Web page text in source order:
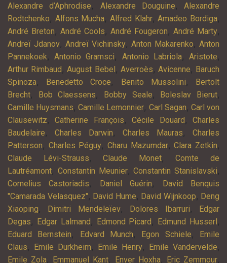
Alexandre d’Aphrodise, Alexandre Douguine, Alexandre
Rodtchenko, Alfons Mucha,Alfred Klahr,Amadeo Bordiga,
André Breton, André Cools, André Fougeron, André Marty,
Andreï Jdanov, Andreï Vichinsky, Anton Makarenko, Anton
Pannekoek,Antonio Gramsci, Antonio Labriola,Aristote,
Arthur Rimbaud ,August Bebel , Averroès, Avicenne, Baruch
Spinoza, Benedetto Croce, Benito Mussolini,
Bertolt
Brecht, Bob Claessens, Bobby Seale, Boleslav Bierut,
Camille Huysmans,Camille Lemonnier, Carl Sagan, Carl von
Clausewitz,Catherine François,Cécile Douard ,Charles
Baudelaire, Charles Darwin, Charles Mauras, Charles
Patterson, Charles Péguy,Charu Mazumdar,Clara Zetkin,
Claude Lévi-Strauss,Claude Monet,Comte de
Lautréamont, Constantin Meunier,Constantin Stanislavski,
Cornelius Castoriadis, Daniel Guérin,
David Benquis
"Camarada Velasquez", David Hume, David Wijnkoop, Deng
Xiaoping, Dimitri Mendeleïev, Dolores Ibarruri,
Edgar
Degas, Edgar Lalmand , Edmond Picard , Edmund Husserl ,
Eduard Bernstein, Edvard Munch, Egon Schiele,
Emile
Claus, Emile Durkheim, Emile Henry, Emile Vandervelde,
Emile Zola, Emmanuel Kant, Enver Hoxha, Eric Zemmour,